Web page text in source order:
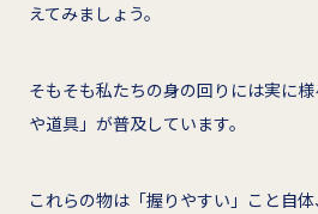
えてみましょう。
そもそも私たちの身の回りには実に
や道具」が普及しています。
これらの物は「握りやすい」こと自